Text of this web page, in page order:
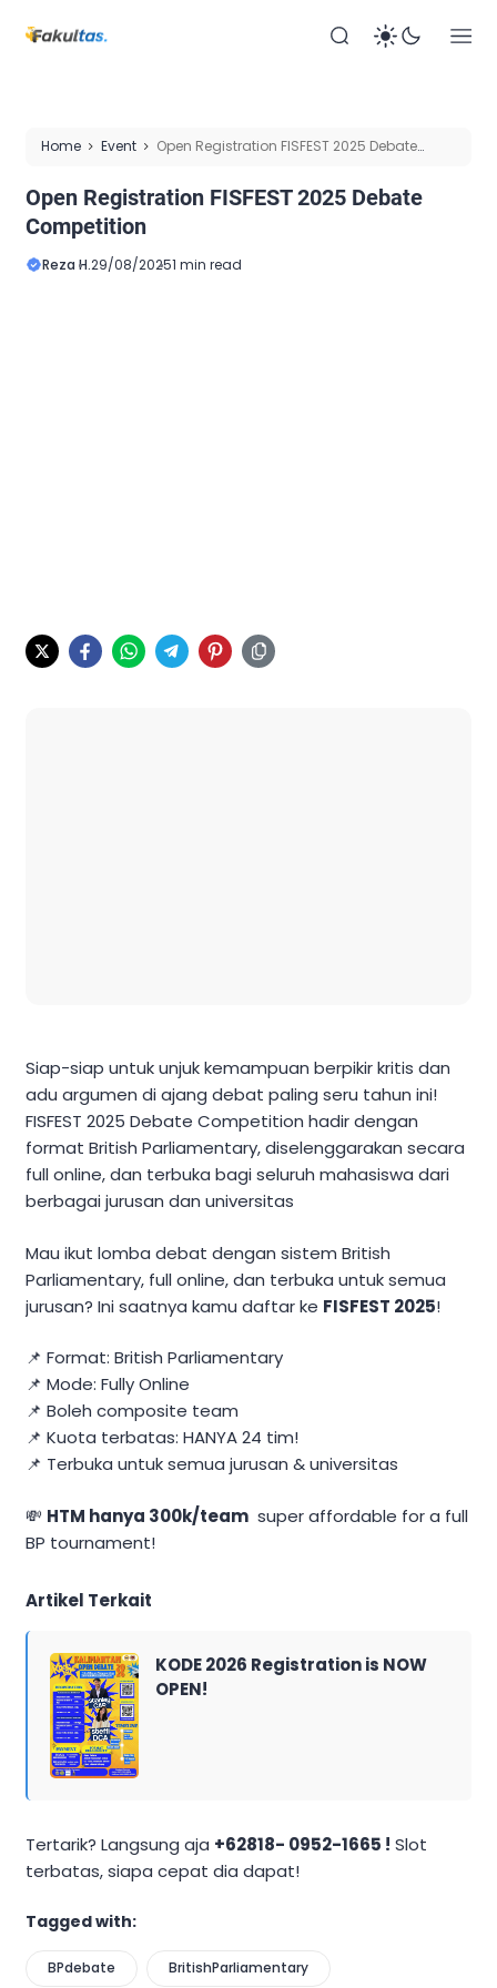
Home Event
Open Registration FISFEST 2025 Debate
Open Registration FISFEST 2025 Debate
Competition
Reza H.29/08/20251 min read
Siap-siap untuk unjuk kemampuan berpikir kritis dan
adu argumen di ajang debat paling seru tahun ini!
FISFEST 2025 Debate Competition hadir dengan
format British Parliamentary, diselenggarakan secara
full online, dan terbuka bagi seluruh mahasiswa dari
berbagai jurusan dan universitas
Mau ikut lomba debat dengan sistem British
Parliamentary, full online, dan terbuka untuk semua
jurusan? Ini saatnya kamu daftar ke FISFEST 2025!
📌 Format: British Parliamentary
📌 Mode: Fully Online
📌 Boleh composite team
📌 Kuota terbatas: HANYA 24 tim!
📌 Terbuka untuk semua jurusan & universitas
💸 HTM hanya 300k/team super affordable for a full
BP tournament!
Artikel Terkait
KODE 2026 Registration is NOW
OPEN!
Tertarik? Langsung aja +62818- 0952-1665 ! Slot
terbatas, siapa cepat dia dapat!
Tagged with:
BPdebate BritishParliamentary